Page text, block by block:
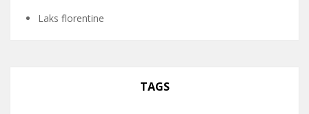
Laks florentine
TAGS